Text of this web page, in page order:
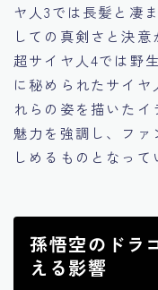
ヤ人3では長髪と凄
しての真剣さと決意
超サイヤ人4では野
に秘められたサイ
れらの姿を描いた
魅力を強調し、フ
しめるものとなって
孫悟空のドラ
える影響